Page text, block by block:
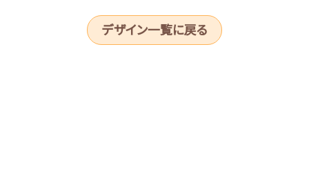
デザイン一覧に戻る